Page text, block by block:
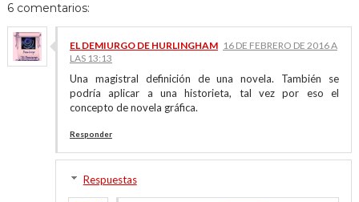
6 comentarios:
EL DEMIURGO DE HURLINGHAM 16 DE FEBRERO DE 2016 A
LAS 13:13
Una magistral definición de una novela. También se
podría aplicar a una historieta, tal vez por eso el
concepto de novela gráfica.
Responder
Respuestas